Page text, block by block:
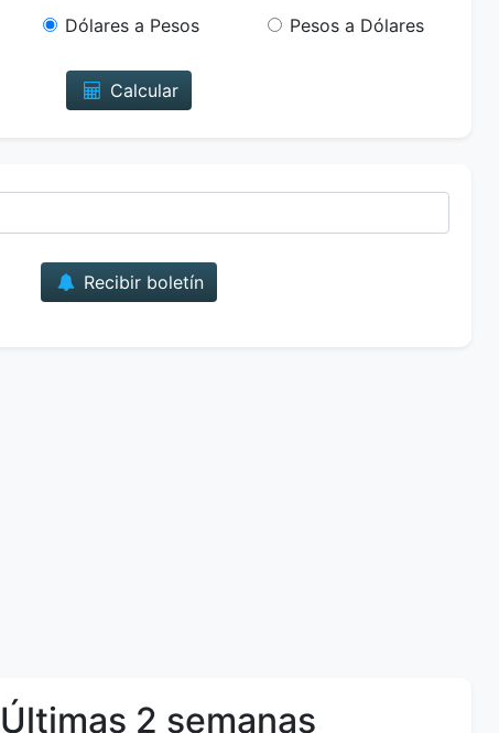
Dólares a Pesos Pesos a Dólares
Calcular
Recibir boletín
Últimas 2 semanas